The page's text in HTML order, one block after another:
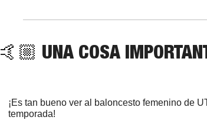
🤙🏼 UNA COSA
¡Es tan bueno ver al baloncesto femenino de
temporada!